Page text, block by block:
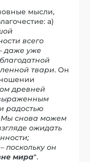
мысли,
а)
всего
даже уже
твари. Он
древней
выраженным
радостью
Мы снова можем
ожидать
поскольку он
мира“.